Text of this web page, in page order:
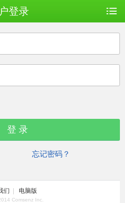
登录
忘记密码？
们 电脑版
Comsenz Inc.